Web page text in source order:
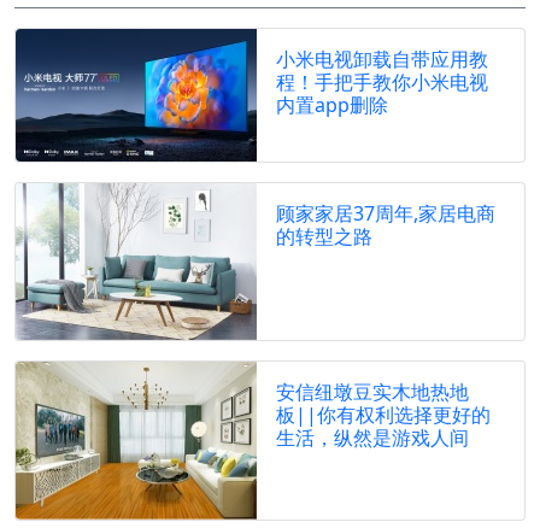
小米电视卸载自带应用教
程！手把手教你小米电视
内置app删除
顾家家居37周年,家居电商
的转型之路
安信纽墩豆实木地热地
板||你有权利选择更好的
生活，纵然是游戏人间